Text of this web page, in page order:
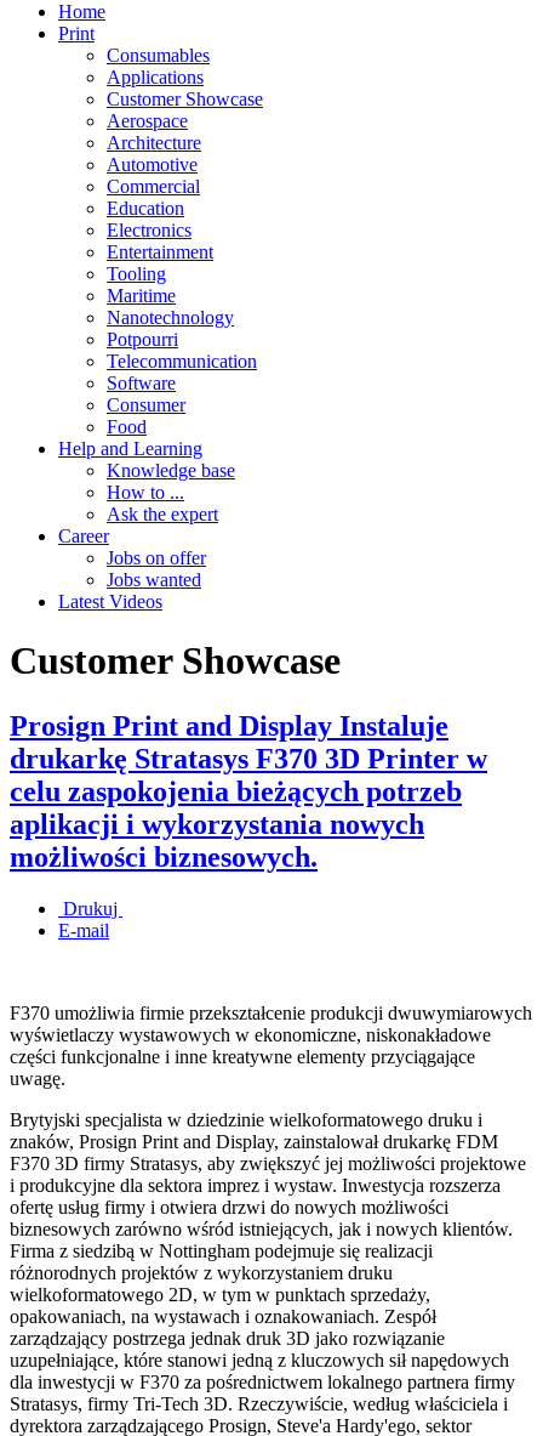
Home
Print
Consumables
Applications
Customer Showcase
Aerospace
Architecture
Automotive
Commercial
Education
Electronics
Entertainment
Tooling
Maritime
Nanotechnology
Potpourri
Telecommunication
Software
Consumer
Food
Help and Learning
Knowledge base
How to ...
Ask the expert
Career
Jobs on offer
Jobs wanted
Latest Videos
Customer Showcase
Prosign Print and Display Instaluje
drukarkę Stratasys F370 3D Printer w
celu zaspokojenia bieżących potrzeb
aplikacji i wykorzystania nowych
możliwości biznesowych.
Drukuj
E-mail
F370 umożliwia firmie przekształcenie produkcji dwuwymiarowych
wyświetlaczy wystawowych w ekonomiczne, niskonakładowe
części funkcjonalne i inne kreatywne elementy przyciągające
uwagę.
Brytyjski specjalista w dziedzinie wielkoformatowego druku i
znaków, Prosign Print and Display, zainstalował drukarkę FDM
F370 3D firmy Stratasys, aby zwiększyć jej możliwości projektowe
i produkcyjne dla sektora imprez i wystaw. Inwestycja rozszerza
ofertę usług firmy i otwiera drzwi do nowych możliwości
biznesowych zarówno wśród istniejących, jak i nowych klientów.
Firma z siedzibą w Nottingham podejmuje się realizacji
różnorodnych projektów z wykorzystaniem druku
wielkoformatowego 2D, w tym w punktach sprzedaży,
opakowaniach, na wystawach i oznakowaniach. Zespół
zarządzający postrzega jednak druk 3D jako rozwiązanie
uzupełniające, które stanowi jedną z kluczowych sił napędowych
dla inwestycji w F370 za pośrednictwem lokalnego partnera firmy
Stratasys, firmy Tri-Tech 3D. Rzeczywiście, według właściciela i
dyrektora zarządzającego Prosign, Steve'a Hardy'ego, sektor